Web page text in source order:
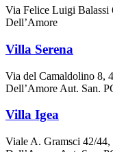
Via Felice Luigi Balassi
Dell’Amore
Villa Serena
Via del Camaldolino 8,
Dell’Amore Aut. San.
Villa Igea
Viale A. Gramsci 42/